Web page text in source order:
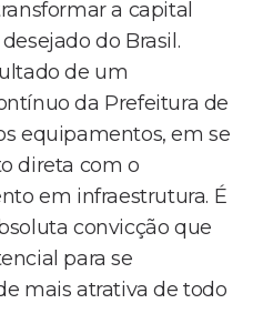
a capital
do Brasil.
de um
da Prefeitura de
equipamentos, em se
direta com o
em infraestrutura. É
convicção que
para se
mais atrativa de todo